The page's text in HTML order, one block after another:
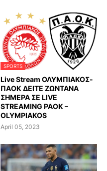
SPORTS
Live Stream ΟΛΥΜΠΙΑΚΟΣ-
ΠΑΟΚ ΔΕΙΤΕ ΖΩΝΤΑΝΑ
ΣΗΜΕΡΑ ΣΕ LIVE
STREAMING PAOK –
OLYMPIAKOS
April 05, 2023